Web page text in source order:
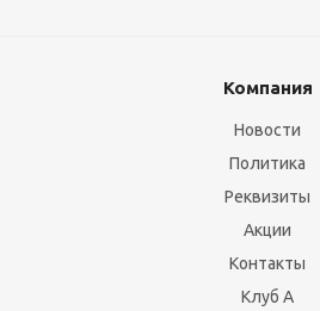
Компания
Новости
Политика
Реквизиты
Акции
Контакты
Клуб А